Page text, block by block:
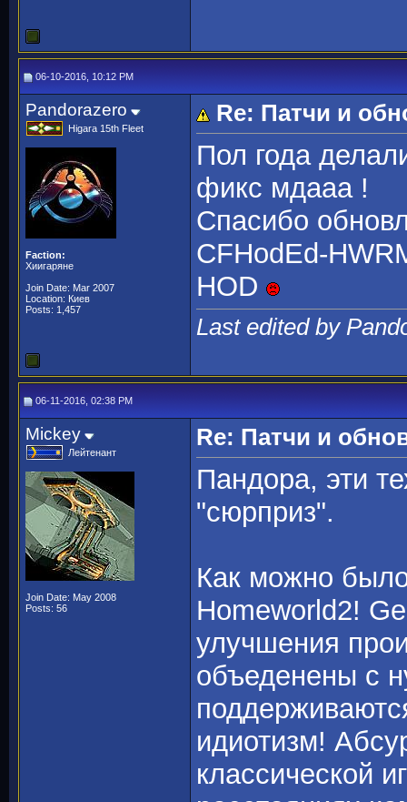
06-10-2016, 10:12 PM
Pandorazero
Higara 15th Fleet
Faction:
Хиигаряне
Join Date: Mar 2007
Location: Киев
Posts: 1,457
Re: Патчи и
Пол года
фикс мдааа !
Спасибо
CFHodEd-
HOD
Last edited by
06-11-2016, 02:38 PM
Mickey
Лейтенант
Join Date: May 2008
Posts: 56
Re: Патчи и
Пандора, эти
"сюрприз".
Как можно
Homeworld2!
улучшения
объеденены с
идиотизм!
классической